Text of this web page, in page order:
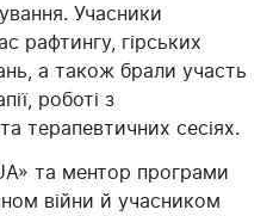
Учасники
рафтингу, гірських
а також брали участь
роботі з
терапевтичних сесіях.
та ментор програми
війни й учасником